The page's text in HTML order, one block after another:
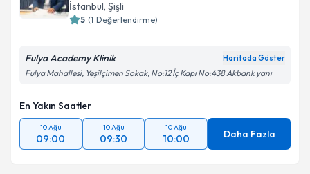
İstanbul, Şişli
5 (1 Değerlendirme)
Fulya Academy Klinik Haritada Göster
Fulya Mahallesi, Yeşilçimen Sokak, No:12 İç Kapı No:438 Akbank yanı
En Yakın Saatler
10 Ağu
09:00
10 Ağu
09:30
10 Ağu
10:00 Daha Fazla